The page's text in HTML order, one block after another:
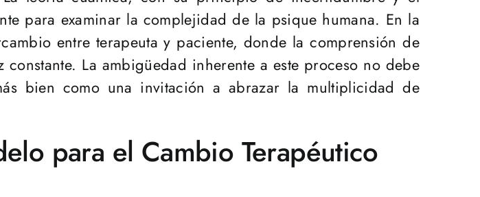
para examinar la complejidad de la psique humana. En la
entre terapeuta y paciente, donde la comprensión de
La ambigüedad inherente a este proceso no debe
bien como una invitación a abrazar la multiplicidad de
para el Cambio Terapéutico